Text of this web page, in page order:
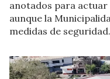
anotados para
aunque la
medidas de seguridad.